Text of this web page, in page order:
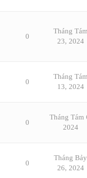
0
Tháng
23, 2024
0
Tháng
13, 2024
0
Tháng Tám
2024
0
Tháng Bảy
26, 2024